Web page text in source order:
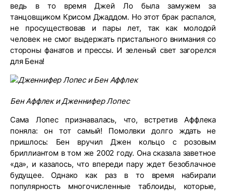
ведь в то время Джей Ло была замужем за
танцовщиком Крисом Джаддом. Но этот брак распался,
не просуществовав и пары лет, так как молодой
человек не смог выдержать пристального внимания со
стороны фанатов и прессы. И зеленый свет загорелся
для Бена!
Бен Аффлек и Дженнифер Лопес
Сама Лопес признавалась, что, встретив Аффлека
поняла: он тот самый! Помолвки долго ждать не
пришлось: Бен вручил Джен кольцо с розовым
бриллиантом в том же 2002 году. Она сказала заветное
«да», и казалось, что впереди пару ждет безоблачное
будущее. Однако как раз в то время набирали
популярность многочисленные таблоиды, которые,